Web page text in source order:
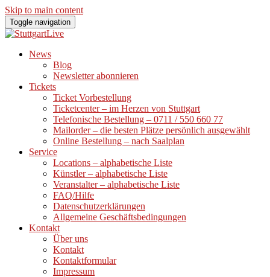
Skip to main content
Toggle navigation
News
Blog
Newsletter abonnieren
Tickets
Ticket Vorbestellung
Ticketcenter – im Herzen von Stuttgart
Telefonische Bestellung – 0711 / 550 660 77
Mailorder – die besten Plätze persönlich ausgewählt
Online Bestellung – nach Saalplan
Service
Locations – alphabetische Liste
Künstler – alphabetische Liste
Veranstalter – alphabetische Liste
FAQ/Hilfe
Datenschutzerklärungen
Allgemeine Geschäftsbedingungen
Kontakt
Über uns
Kontakt
Kontaktformular
Impressum